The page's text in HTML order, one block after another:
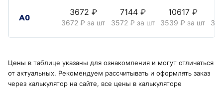
А0
3672 руб.
3672 руб. за шт
7144 руб.
3572 руб. за шт
10617 руб.
3539 руб. за шт
Цены в таблице указаны для ознакомления и могут отличаться
от актуальных. Рекомендуем рассчитывать и оформлять заказ
через калькулятор на сайте, все цены в калькуляторе